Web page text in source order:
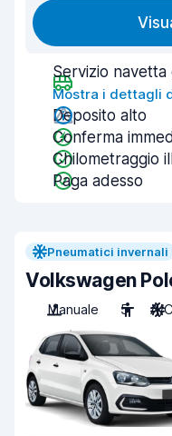
Servizio navetta
Mostra i dettagli
Deposito alto
Conferma
Chilometraggio
Paga adesso
Pneumatici invernali
Volkswagen
Manuale
5 A/C